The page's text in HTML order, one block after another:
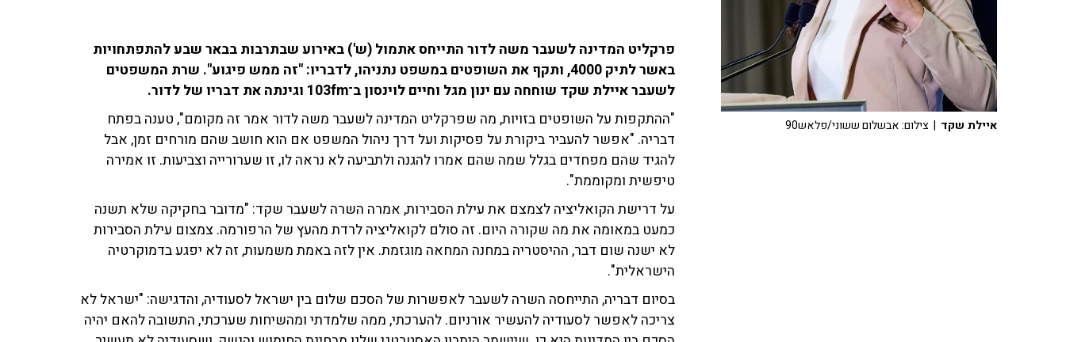
פרקליט המדינה לשעבר משה לדור התייחס אתמול (ש') באירוע שבתרבות בבאר שבע להתפתחויות
באשר לתיק 4000, ותקף את השופטים במשפט נתניהו, לדבריו: "זה ממש פיגוע". שרת המשפטים
לשעבר איילת שקד שוחחה עם ינון מגל וחיים לוינסון ב־103fm וגינתה את דבריו של לדור.
"ההתקפות על השופטים בזויות, מה שפרקליט המדינה לשעבר משה לדור אמר זה מקומם", טענה בפתח
דבריה. "אפשר להעביר ביקורת על פסיקות ועל דרך ניהול המשפט אם הוא חושב שהם מורחים זמן, אבל
להגיד שהם מפחדים בגלל שמה שהם אמרו להגנה ולתביעה לא נראה לו, זו שערורייה וצביעות. זו אמירה
טיפשית ומקוממת".
על דרישת הקואליציה לצמצם את עילת הסבירות, אמרה השרה לשעבר שקד: "מדובר בחקיקה שלא תשנה
כמעט במאומה את מה שקורה היום. זה סולם לקואליציה לרדת מהעץ של הרפורמה. צמצום עילת הסבירות
לא ישנה שום דבר, ההיסטריה במחנה המחאה מוגזמת. אין לזה באמת משמעות, זה לא יפגע בדמוקרטיה
הישראלית".
בסיום דבריה, התייחסה השרה לשעבר לאפשרות של הסכם שלום בין ישראל לסעודיה, והדגישה: "ישראל לא
צריכה לאפשר לסעודיה להעשיר אורניום. להערכתי, ממה שלמדתי ומהשיחות שערכתי, התשובה להאם יהיה
איילת שקד | צילום: אבשלום ששוני/פלאש90